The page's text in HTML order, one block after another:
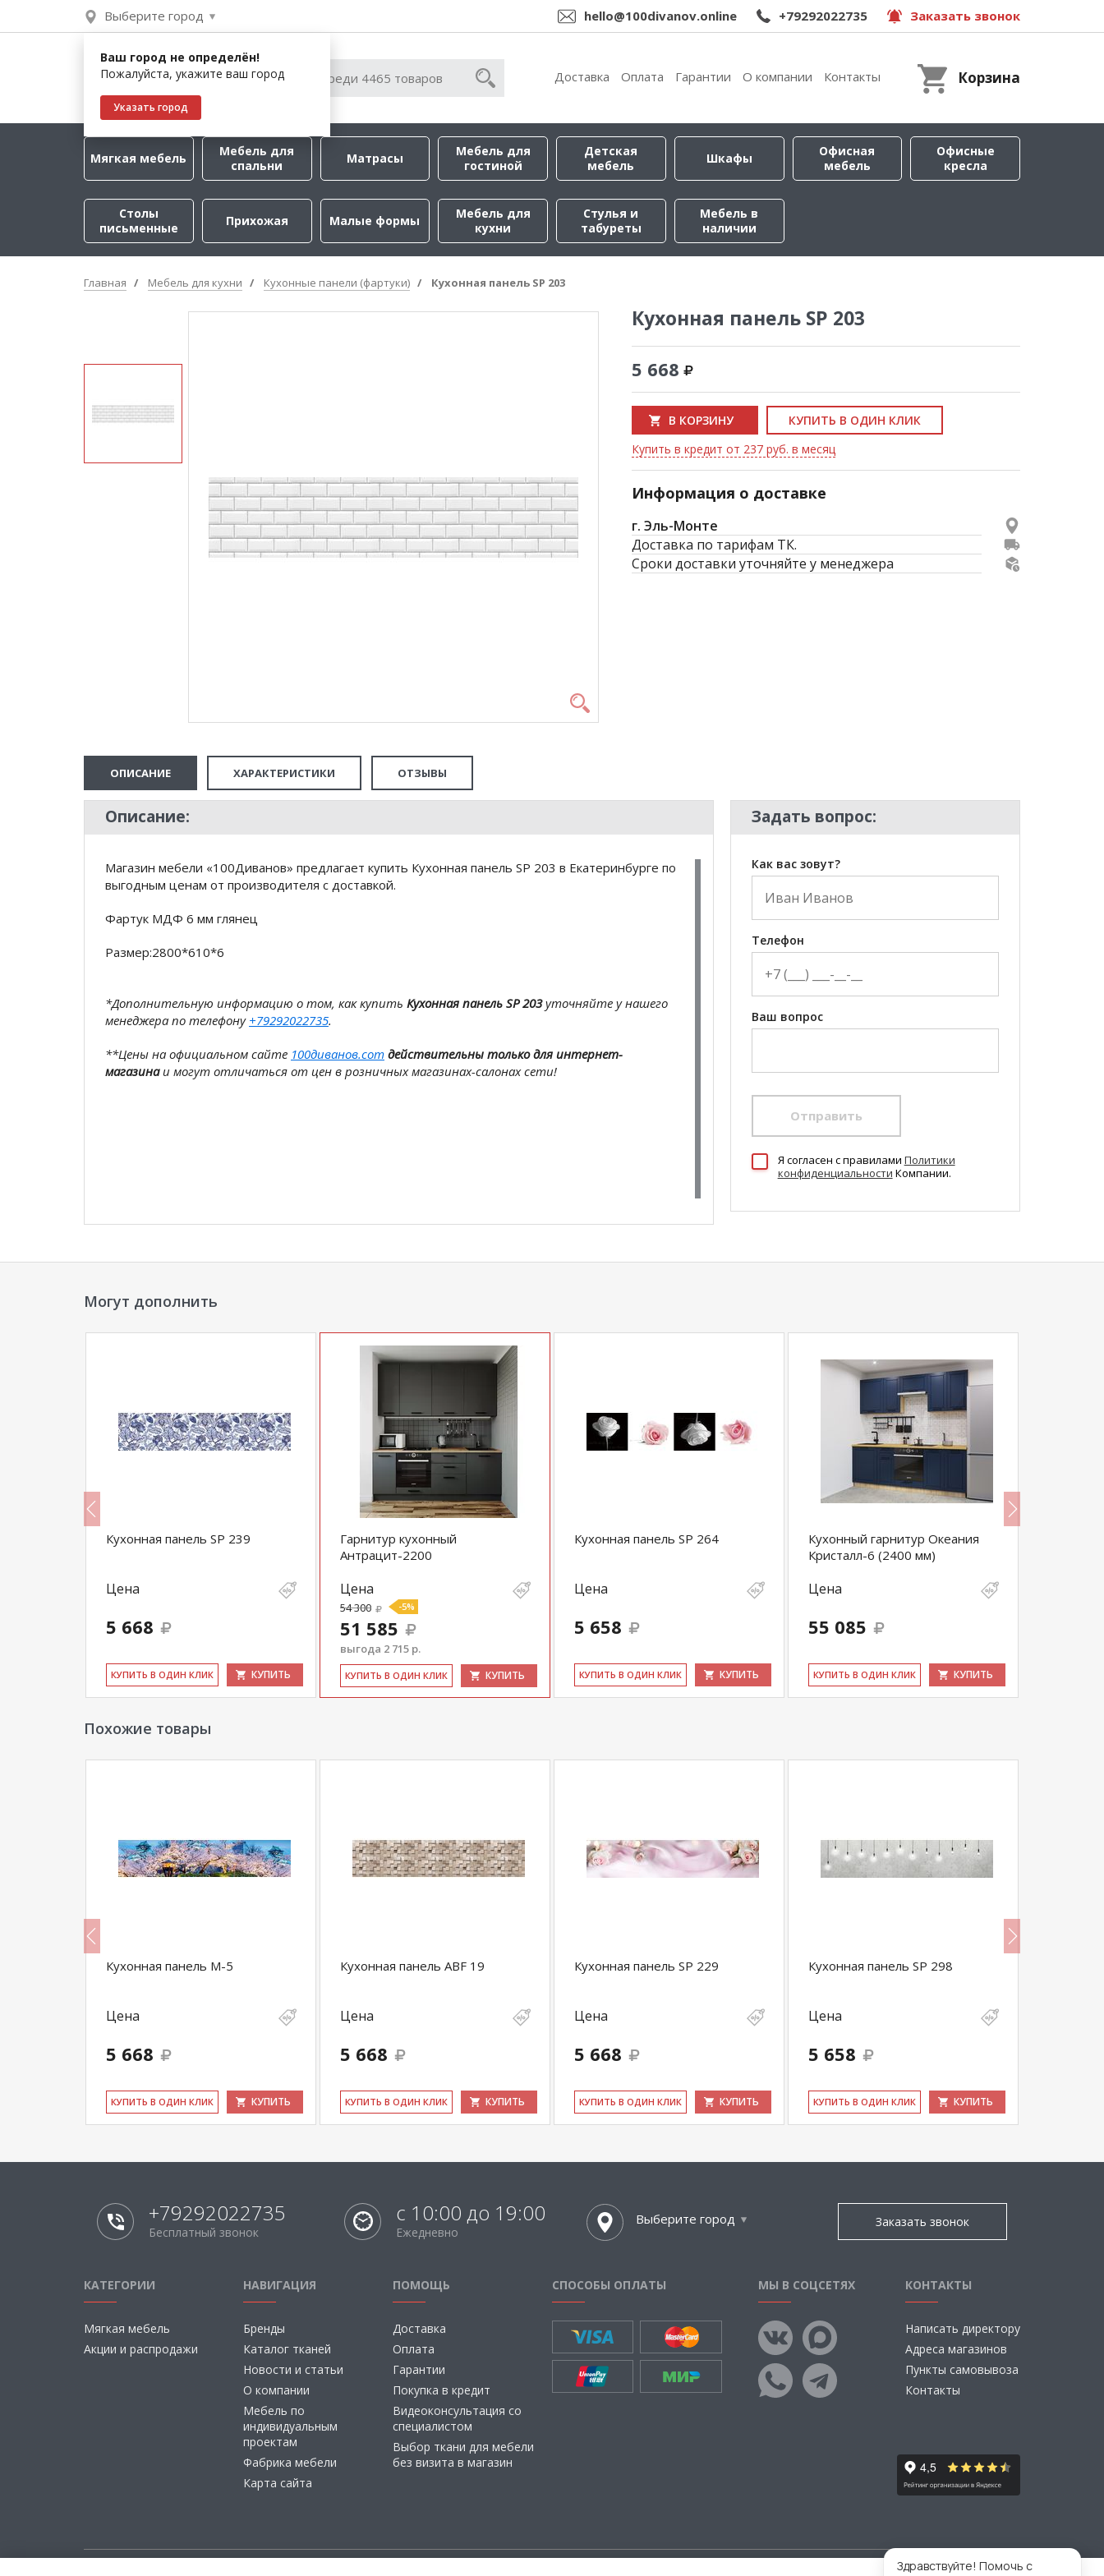
Выберите город
Ваш город не определён!
Пожалуйста, укажите ваш город
Указать город
hello@100divanov.online +79292022735 Заказать звонок
Доставка Оплата Гарантии О компании Контакты Корзина
Мягкая мебель
Мебель для
спальни
Матрасы
Мебель для
гостиной
Детская
мебель
Шкафы
Офисная
мебель
Офисные
кресла
Столы
письменные
Прихожая Малые формы
Мебель для
кухни
Стулья и
табуреты
Мебель в
наличии
Главная Мебель для кухни Кухонные панели (фартуки) Кухонная панель SP 203
Кухонная панель SP 203
5 668
В КОРЗИНУ
КУПИТЬ В ОДИН КЛИК
Купить в кредит от 237 руб. в месяц
Информация о доставке
г. Эль-Монте
Доставка по тарифам ТК.
Сроки доставки уточняйте у менеджера
ОПИСАНИЕ ХАРАКТЕРИСТИКИ ОТЗЫВЫ
Описание:
Магазин мебели «100Диванов» предлагает купить Кухонная панель SP 203 в Екатеринбурге по
выгодным ценам от производителя с доставкой.
Фартук МДФ 6 мм глянец
Размер:2800*610*6
*Дополнительную информацию о том, как купить Кухонная панель SP 203уточняйте у нашего
менеджера по телефону +79292022735.
**Цены на официальном сайте 100диванов.com действительны только для интернет-
магазинаи могут отличаться от цен в розничных магазинах-салонах сети!
Задать вопрос:
Как вас зовут?
Телефон
Ваш вопрос
Отправить
Я согласен c правилами Политики
конфиденциальности Компании.
Могут дополнить
Кухонная панель SP 239
Цена
5 668
КУ­ПИТЬ В ОДИН КЛИК КУПИТЬ
Гарнитур кухонный
Антрацит-2200
Цена
54 300 -5%
51 585
выгода 2 715 р.
КУ­ПИТЬ В ОДИН КЛИК КУПИТЬ
Кухонная панель SP 264
Цена
5 658
КУ­ПИТЬ В ОДИН КЛИК КУПИТЬ
Кухонный гарнитур Океания
Кристалл-6 (2400 мм)
Цена
55 085
КУ­ПИТЬ В ОДИН КЛИК КУПИТЬ
Похожие товары
Кухонная панель M-5
Цена
5 668
КУ­ПИТЬ В ОДИН КЛИК КУПИТЬ
Кухонная панель ABF 19
Цена
5 668
КУ­ПИТЬ В ОДИН КЛИК КУПИТЬ
Кухонная панель SP 229
Цена
5 668
КУ­ПИТЬ В ОДИН КЛИК КУПИТЬ
Кухонная панель SP 298
Цена
5 658
КУ­ПИТЬ В ОДИН КЛИК КУПИТЬ
+79292022735
Бесплатный звонок
с 10:00 до 19:00
Ежедневно
Выберите город Заказать звонок
КАТЕГОРИИ
Мягкая мебель
Акции и распродажи
НАВИГАЦИЯ
Бренды
Каталог тканей
Новости и статьи
О компании
Мебель по
индивидуальным
проектам
Фабрика мебели
Карта сайта
ПОМОЩЬ
Доставка
Оплата
Гарантии
Покупка в кредит
Видеоконсультация со
специалистом
Выбор ткани для мебели
без визита в магазин
СПОСОБЫ ОПЛАТЫ МЫ В СОЦСЕТЯХ КОНТАКТЫ
Написать директору
Адреса магазинов
Пункты самовывоза
Контакты
Здравствуйте! Помочь с